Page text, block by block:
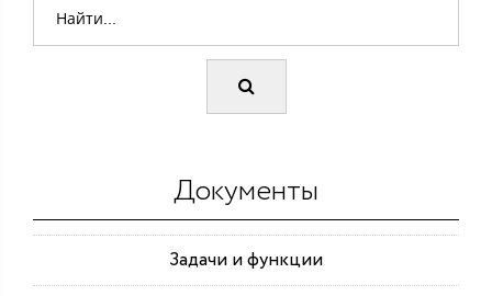
Документы
Задачи и функции